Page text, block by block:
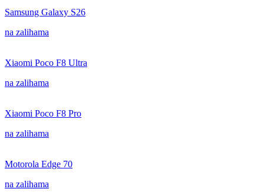
Samsung Galaxy S26
na zalihama
Xiaomi Poco F8 Ultra
na zalihama
Xiaomi Poco F8 Pro
na zalihama
Motorola Edge 70
na zalihama